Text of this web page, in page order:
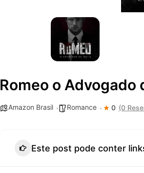
Romeo o Advogado
Amazon Brasil Romance 0 (0
Este post pode conter